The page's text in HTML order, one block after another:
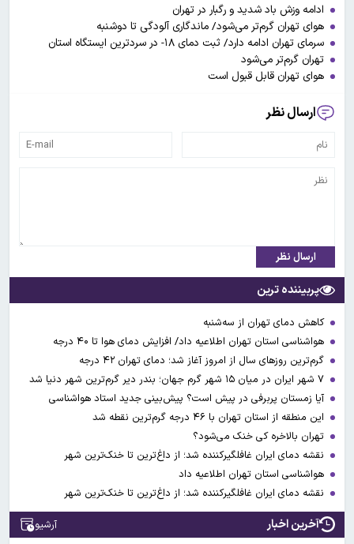
ادامه وزش باد شدید و رگبار در تهران
هوای تهران گرم‌تر می‌شود/ ماندگاری آلودگی تا دوشنبه
سرمای تهران ادامه دارد/ ثبت دمای ۱۸- در سردترین ایستگاه استان
تهران گرم‌تر می‌شود
هوای تهران قابل قبول است
ارسال نظر
ارسال نظر
پربیننده ترین
کاهش دمای تهران از سه‌شنبه
هواشناسی استان تهران اطلاعیه داد/ افزایش دمای هوا تا ۴۰ درجه
گرم‌ترین روزهای سال از امروز آغاز شد؛ دمای تهران ۴۲ درجه
آیا زمستان پربرفی در پیش است؟ پیش‌بینی جدید استاد هواشناسی
این منطقه از استان تهران با ۴۶ درجه گرم‌ترین نقطه شد
تهران بالاخره کی خنک می‌شود؟
نقشه دمای ایران غافلگیرکننده شد؛ از داغ‌ترین تا خنک‌ترین شهر
هواشناسی استان تهران اطلاعیه داد
نقشه دمای ایران غافلگیرکننده شد؛ از داغ‌ترین تا خنک‌ترین شهر
آخرین اخبار آرشیو